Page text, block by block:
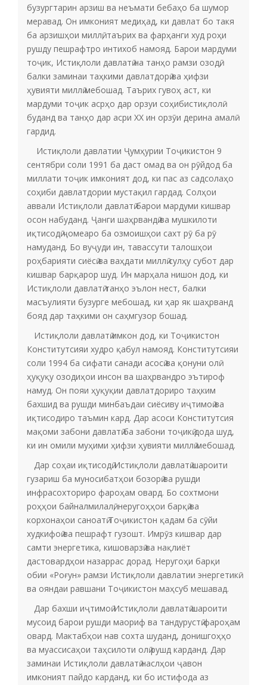
бузургтарин арзиш ва неъмати бебаҳо ба шумор
меравад. Он имконият медиҳад, ки давлат бо такя
ба арзишҳои миллӣ, таърих ва фарҳанги худ роҳи
рушду пешрафтро интихоб намояд. Барои мардуми
тоҷик, Истиқлоли давлатӣ на танҳо рамзи озодӣ,
балки заминаи таҳкими давлатдорӣ ва ҳифзи
ҳувияти миллӣ мебошад. Таърих гувоҳ аст, ки
мардуми тоҷик асрҳо дар орзуи соҳибистиқлолӣ
буданд ва танҳо дар асри XX ин орзӯи дерина амалӣ
гардид.
Истиқлоли давлатии Ҷумҳурии Тоҷикистон 9
сентябри соли 1991 ба даст омад ва он рӯйдод ба
миллати тоҷик имконият дод, ки пас аз садсолаҳо
соҳиби давлатдории мустақил гардад. Солҳои
аввали Истиқлоли давлатӣ барои мардуми кишвар
осон набуданд. Ҷанги шаҳрвандӣ ва мушкилоти
иқтисодӣ ҷомеаро ба озмоишҳои сахт рӯ ба рӯ
намуданд. Бо вуҷуди ин, тавассути талошҳои
роҳбарияти сиёсӣ ва ваҳдати миллӣ сулҳу субот дар
кишвар барқарор шуд. Ин марҳала нишон дод, ки
Истиқлоли давлатӣ танҳо эълон нест, балки
масъулияти бузурге мебошад, ки ҳар як шаҳрванд
бояд дар таҳкими он саҳмгузор бошад.
Истиқлоли давлатӣ имкон дод, ки Тоҷикистон
Конститутсияи худро қабул намояд. Конститутсияи
соли 1994 ба сифати санади асосӣ ва қонуни олӣ
ҳуқуқу озодиҳои инсон ва шаҳрвандро эътироф
намуд. Он пояи ҳуқуқии давлатдориро таҳким
бахшид ва рушди минбаъдаи сиёсиву иҷтимоӣ ва
иқтисодиро таъмин кард. Дар асоси Конститутсия
мақоми забони давлатӣ ба забони тоҷикӣ дода шуд,
ки ин омили муҳими ҳифзи ҳувияти миллӣ мебошад.
Дар соҳаи иқтисодӣ Истиқлоли давлатӣ шароити
гузариш ба муносибатҳои бозорӣ ва рушди
инфрасохториро фароҳам овард. Бо сохтмони
роҳҳои байналмилалӣ, неругоҳҳои барқӣ ва
корхонаҳои саноатӣ Тоҷикистон қадам ба сӯйи
худкифоӣ ва пешрафт гузошт. Имрӯз кишвар дар
самти энергетика, кишоварзӣ ва нақлиёт
дастовардҳои назаррас дорад. Неругоҳи барқи
обии «Роғун» рамзи Истиқлоли давлатии энергетикӣ
ва ояндаи равшани Тоҷикистон маҳсуб мешавад.
Дар бахши иҷтимоӣ Истиқлоли давлатӣ шароити
мусоид барои рушди маориф ва тандурустӣ фароҳам
овард. Мактабҳои нав сохта шуданд, донишгоҳҳо
ва муассисаҳои таҳсилоти олӣ рушд карданд. Дар
заминаи Истиқлоли давлатӣ наслҳои ҷавон
имконият пайдо карданд, ки бо истифода аз